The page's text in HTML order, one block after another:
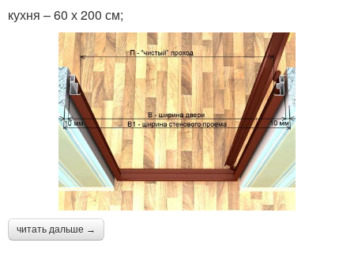
кухня – 60 х 200 см;
читать дальше →